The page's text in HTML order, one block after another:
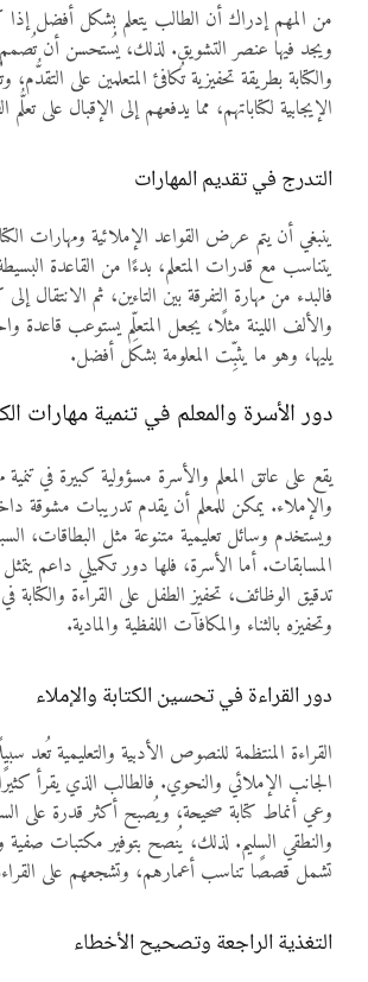
من المهم إدراك أن الطالب يتعلم بشكل أفضل إذا
ويجد فيها عنصر التشويق. لذلك، يُستحسن أن تُصمم
والكتابة بطريقة تحفيزية تُكافئ المتعلمين على
الإيجابية لكتاباتهم، مما يدفعهم إلى الإقبال على تعلُّم
التدرج في تقديم المهارات
ينبغي أن يتم عرض القواعد الإملائية ومهارات
يتناسب مع قدرات المتعلم، بدءًا من القاعدة
فالبدء من مهارة التفرقة بين التاءين، ثم الانتقال
والألف اللينة مثلًا، يجعل المتعلِّم يستوعب قاعدة
يليها، وهو ما يثبِّت المعلومة بشكل أفضل.
دور الأسرة والمعلم في تنمية مهارات
يقع على عاتق المعلم والأسرة مسؤولية كبيرة في تنمية
والإملاء. يمكن للمعلم أن يقدم تدريبات مشوقة
ويستخدم وسائل تعليمية متنوعة مثل البطاقات،
المسابقات. أما الأسرة، فلها دور تكميلي داعم يتمثل
تدقيق الوظائف، تحفيز الطفل على القراءة والكتابة
وتحفيزه بالثناء والمكافآت اللفظية والمادية.
دور القراءة في تحسين الكتابة والإملاء
القراءة المنتظمة للنصوص الأدبية والتعليمية تُعد
الجانب الإملائي والنحوي. فالطالب الذي يقرأ
وعي أنماط كتابة صحيحة، ويُصبح أكثر قدرة على
والنطقي السليم. لذلك، يُنصح بتوفير مكتبات
تشمل قصصًا تناسب أعمارهم، وتشجعهم على القراءة
التغذية الراجعة وتصحيح الأخطاء